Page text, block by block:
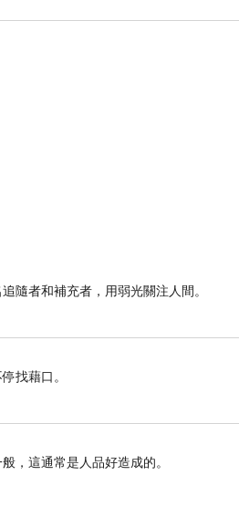
隨者和補充者，用弱光關注人間。
找藉口。
，這通常是人品好造成的。